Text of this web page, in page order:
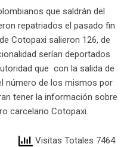
que saldrán del
repatriados el pasado fin
Cotopaxi salieron 126, de
serían deportados
que con la salida de
número de los mismos por
tener la información sobre
carcelario Cotopaxi.
Visitas Totales 7464